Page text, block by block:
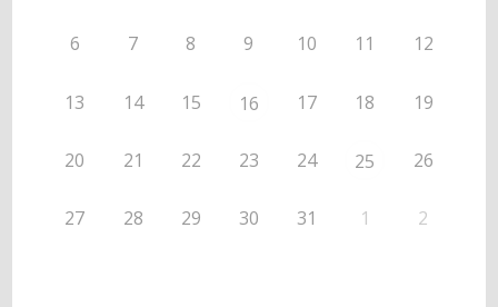
6 7 8 9 10 11 12
13 14 15 16 17 18 19
20 21 22 23 24 25 26
27 28 29 30 31 1 2